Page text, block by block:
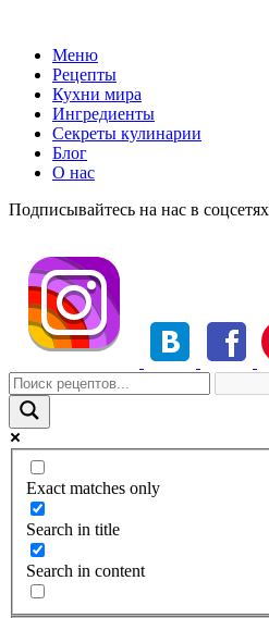
Меню
Рецепты
Кухни мира
Ингредиенты
Секреты кулинарии
Блог
О нас
Подписывайтесь на нас в соцсетях
Exact matches only
Search in title
Search in content